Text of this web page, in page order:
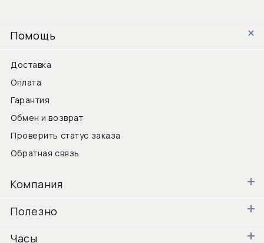
Помощь
Доставка
Оплата
Гарантия
Обмен и возврат
Проверить статус заказа
Обратная связь
Компания
Полезно
Часы